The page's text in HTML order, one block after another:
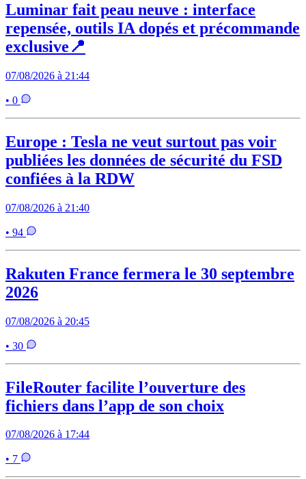
Luminar fait peau neuve : interface
repensée, outils IA dopés et précommande
exclusive📍
07/08/2026 à 21:44
• 0
Europe : Tesla ne veut surtout pas voir
publiées les données de sécurité du FSD
confiées à la RDW
07/08/2026 à 21:40
• 94
Rakuten France fermera le 30 septembre
2026
07/08/2026 à 20:45
• 30
FileRouter facilite l’ouverture des
fichiers dans l’app de son choix
07/08/2026 à 17:44
• 7